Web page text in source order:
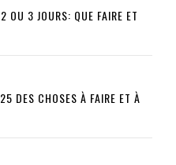
OU 3 JOURS: QUE FAIRE ET
DES CHOSES À FAIRE ET À